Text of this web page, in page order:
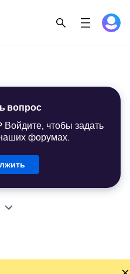
вопрос
чтобы задать
форумах.